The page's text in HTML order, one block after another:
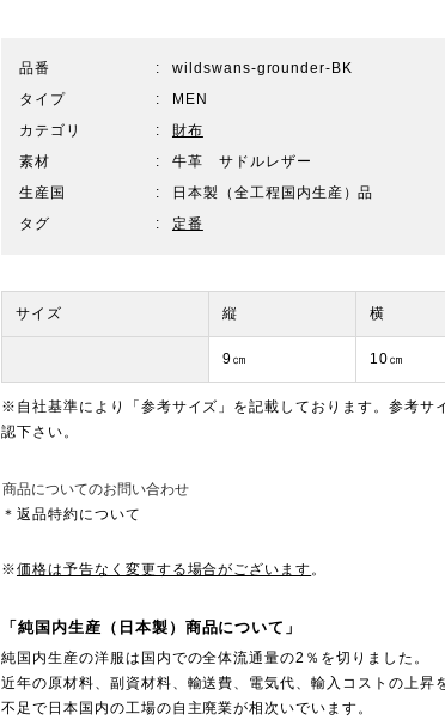
品番
wildswans-grounder-BK
タイプ
MEN
カテゴリ
財布
素材
牛革 サドルレザー
生産国
日本製（全工程国内生産）品
タグ
定番
サイズ 縦 横
9㎝ 10㎝
※自社基準により「参考サイズ」を記載しております。参考サ
認下さい。
商品についてのお問い合わせ
＊返品特約について
※価格は予告なく変更する場合がございます 。
「純国内生産（日本製）商品について」
純国内生産の洋服は国内での全体流通量の2％を切りました。
近年の原材料、副資材料、輸送費、電気代、輸入コストの上昇
不足で日本国内の工場の自主廃業が相次いでいます。